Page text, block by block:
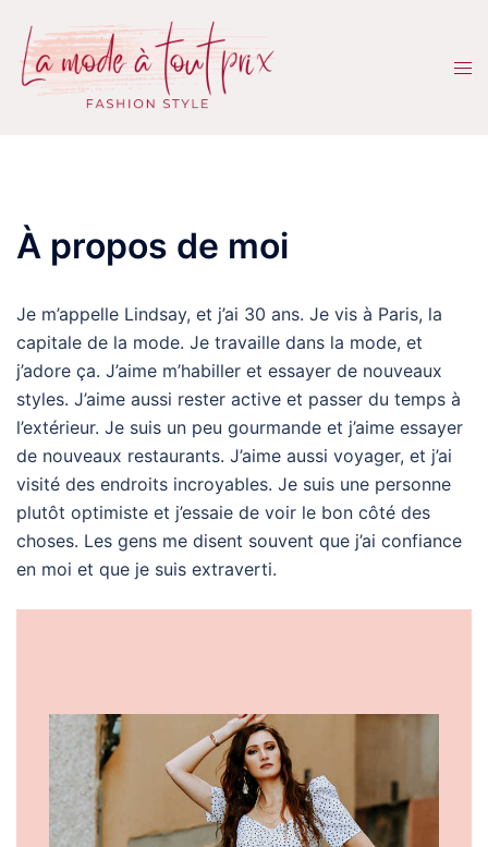
contenu
À propos de moi
Je m’appelle Lindsay, et j’ai 30 ans. Je vis à Paris, la
capitale de la mode. Je travaille dans la mode, et
j’adore ça. J’aime m’habiller et essayer de nouveaux
styles. J’aime aussi rester active et passer du temps à
l’extérieur. Je suis un peu gourmande et j’aime essayer
de nouveaux restaurants. J’aime aussi voyager, et j’ai
visité des endroits incroyables. Je suis une personne
plutôt optimiste et j’essaie de voir le bon côté des
choses. Les gens me disent souvent que j’ai confiance
en moi et que je suis extraverti.